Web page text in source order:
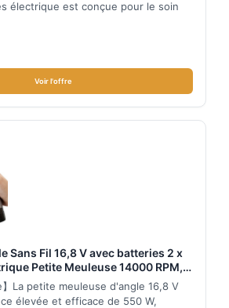
électrique est conçue pour le soin
Voir l'offre
Sans Fil 16,8 V avec batteries 2 x
Petite Meuleuse 14000 RPM,
20 Disques Tronçonnage, Pour
Découpe Professionnels
】La petite meuleuse d'angle 16,8 V
élevée et efficace de 550 W,